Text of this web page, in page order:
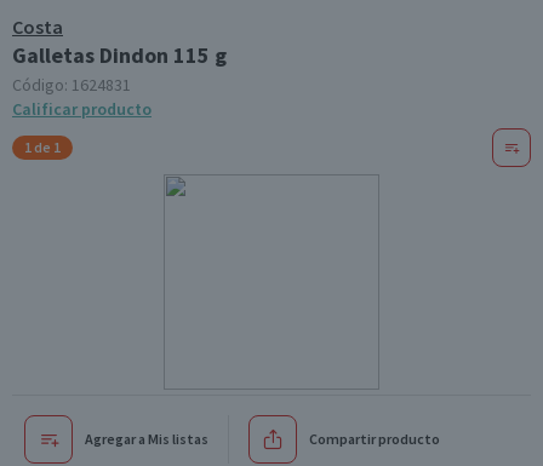
Costa
Galletas Dindon 115 g
Código: 1624831
Calificar producto
1 de 1
Agregar a Mis listas Compartir producto